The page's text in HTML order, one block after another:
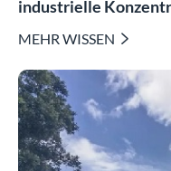
industrielle
MEHR WISSEN 